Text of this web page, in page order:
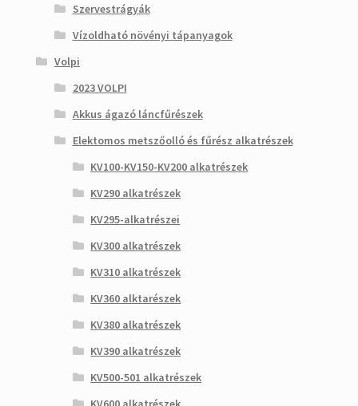
Szervestrágyák
Vízoldható növényi tápanyagok
Volpi
2023 VOLPI
Akkus ágazó láncfűrészek
Elektomos metszőolló és fűrész alkatrészek
KV100-KV150-KV200 alkatrészek
KV290 alkatrészek
KV295-alkatrészei
KV300 alkatrészek
KV310 alkatrészek
KV360 alktarészek
KV380 alkatrészek
KV390 alkatrészek
KV500-501 alkatrészek